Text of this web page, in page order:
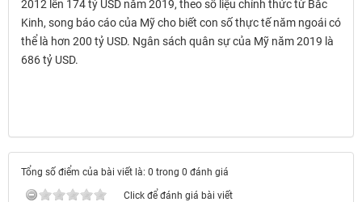
2012 lên 174 tỷ USD năm 2019, theo số liệu chính thức từ Bắc
Kinh, song báo cáo của Mỹ cho biết con số thực tế năm ngoái có
thể là hơn 200 tỷ USD. Ngân sách quân sự của Mỹ năm 2019 là
686 tỷ USD.
Tổng số điểm của bài viết là: 0 trong 0 đánh giá
Click để đánh giá bài viết